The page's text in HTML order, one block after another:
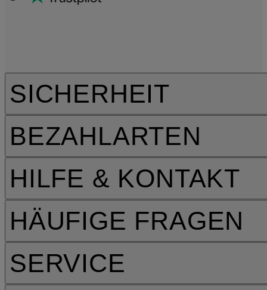
HILFE & KONTAKT
HÄUFIGE FRAGEN
SERVICE
SICHERHEIT
BEZAHLARTEN